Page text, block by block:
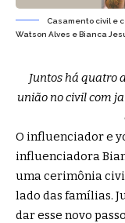
Casamento civil e
Watson Alves e Bianca
Juntos há quatro
união no civil com
O influenciador e
influenciadora
uma cerimônia
lado das famílias.
dar esse novo